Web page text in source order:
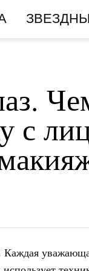
с
Каждая